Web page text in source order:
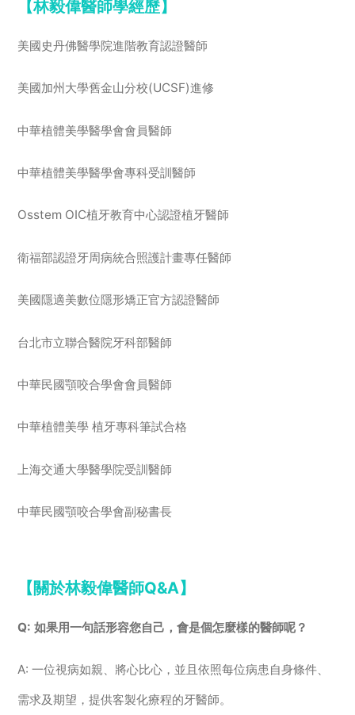
【林毅偉醫師學經歷】
美國史丹佛醫學院進階教育認證醫師
美國加州大學舊金山分校(UCSF)進修
中華植體美學醫學會會員醫師
中華植體美學醫學會專科受訓醫師
Osstem OIC植牙教育中心認證植牙醫師
衛福部認證牙周病統合照護計畫專任醫師
美國隱適美數位隱形矯正官方認證醫師
台北市立聯合醫院牙科部醫師
中華民國顎咬合學會會員醫師
中華植體美學 植牙專科筆試合格
上海交通大學醫學院受訓醫師
中華民國顎咬合學會副秘書長
【關於林毅偉醫師Q&A】
Q: 如果用一句話形容您自己，會是個怎麼樣的醫師呢？
A: 一位視病如親、將心比心，並且依照每位病患自身條件、
需求及期望，提供客製化療程的牙醫師。